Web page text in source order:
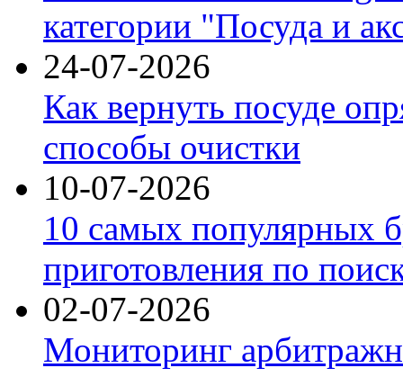
категории "Посуда и
24-07-2026
Как вернуть посуде
способы очистки
10-07-2026
10 самых популярных
приготовления по
02-07-2026
Мониторинг